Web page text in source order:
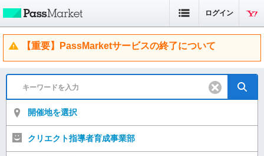
ログイン
【重要】PassMarketサービスの終了について
開催地を選択
クリエクト指導者育成事業部